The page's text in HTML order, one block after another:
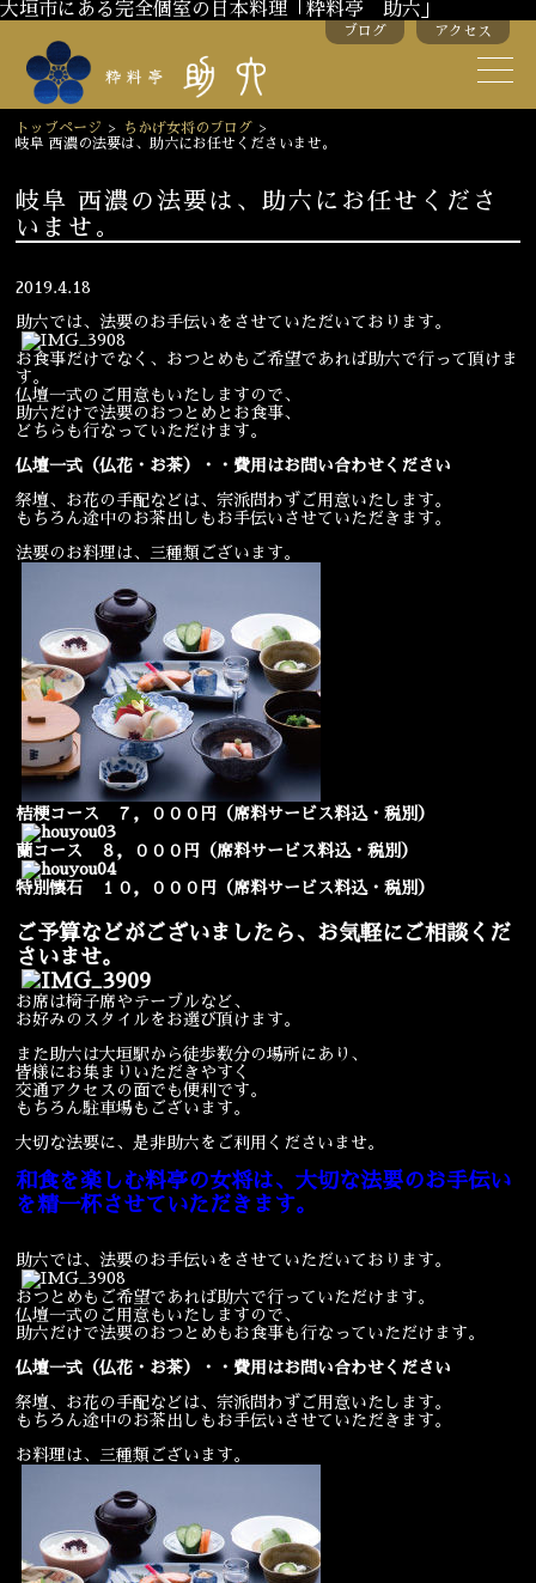
大垣市にある完全個室の日本料理「粋料亭 助六」
ブログ アクセス
トップページ > ちかげ女将のブログ >
岐阜 西濃の法要は、助六にお任せくださいませ。
岐阜 西濃の法要は、助六にお任せくださ
いませ。
2019.4.18
助六では、法要のお手伝いをさせていただいております。
お食事だけでなく、おつとめもご希望であれば助六で行って頂けま
す。
仏壇一式のご用意もいたしますので、
助六だけで法要のおつとめとお食事、
どちらも行なっていただけます。
仏壇一式（仏花・お茶）・・費用はお問い合わせください
祭壇、お花の手配などは、宗派問わずご用意いたします。
もちろん途中のお茶出しもお手伝いさせていただきます。
法要のお料理は、三種類ございます。
桔梗コース ７，０００円（席料サービス料込・税別）
蘭コース ８，０００円 （席料サービス料込・税別）
特別懐石 １０，０００円 （席料サービス料込・税別）
ご予算などがございましたら、お気軽にご相談くだ
さいませ。
お席は椅子席やテーブルなど、
お好みのスタイルをお選び頂けます。
また助六は大垣駅から徒歩数分の場所にあり、
皆様にお集まりいただきやすく
交通アクセスの面でも便利です。
もちろん駐車場もございます。
大切な法要に、是非助六をご利用くださいませ。
和食を楽しむ料亭の女将は、大切な法要のお手伝い
を精一杯させていただきます。
助六では、法要のお手伝いをさせていただいております。
おつとめもご希望であれば助六で行っていただけます。
仏壇一式のご用意もいたしますので、
助六だけで法要のおつとめもお食事も行なっていただけます。
仏壇一式（仏花・お茶）・・費用はお問い合わせください
祭壇、お花の手配などは、宗派問わずご用意いたします。
もちろん途中のお茶出しもお手伝いさせていただきます。
お料理は、三種類ございます。
スタッフ紹介
季節のお料理 お弁当
お飲み物
お部屋のご紹介 会議・舞台のご利用
結婚式・披露宴
ご接待 法要